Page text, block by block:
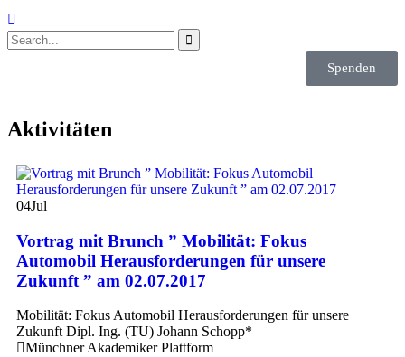
Spenden
Aktivitäten
04Jul
Vortrag mit Brunch ” Mobilität: Fokus
Automobil Herausforderungen für unsere
Zukunft ” am 02.07.2017
Mobilität: Fokus Automobil Herausforderungen für unsere
Zukunft Dipl. Ing. (TU) Johann Schopp*
Münchner Akademiker Plattform